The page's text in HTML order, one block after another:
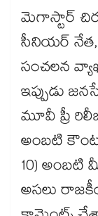
మెగాస్టార్
సీనియర్
సంచలన
ఇప్పుడు
మూవీ ప్రీ
అంబటి
10)
అసలు